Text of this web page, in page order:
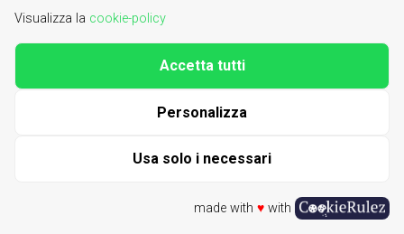
Visualizza la cookie-policy
Usa solo i necessari
Personalizza
Accetta tutti
made with ♥with